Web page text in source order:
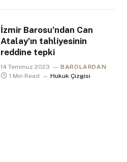
İzmir Barosu’ndan Can
Atalay’ın tahliyesinin
reddine tepki
14 Temmuz 2023
BAROLARDAN
1 Min Read
Hukuk Çizgisi